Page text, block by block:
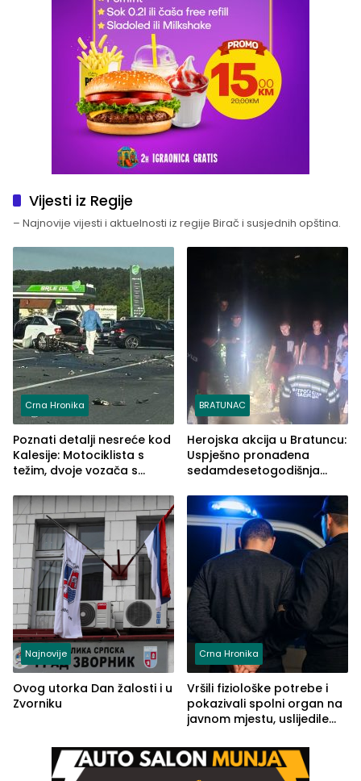
Vijesti iz Regije
– Najnovije vijesti i aktuelnosti iz regije Birač i susjednih opština.
Crna Hronika
Poznati detalji nesreće kod
Kalesije: Motociklista s
težim, dvoje vozača s
BRATUNAC
Herojska akcija u Bratuncu:
Uspješno pronađena
sedamdesetogodišnja
Kravice.
Najnovije
Ovog utorka Dan žalosti i u
Zvorniku
Crna Hronika
Vršili fiziološke potrebe i
pokazivali spolni organ na
javnom mjestu, uslijedile